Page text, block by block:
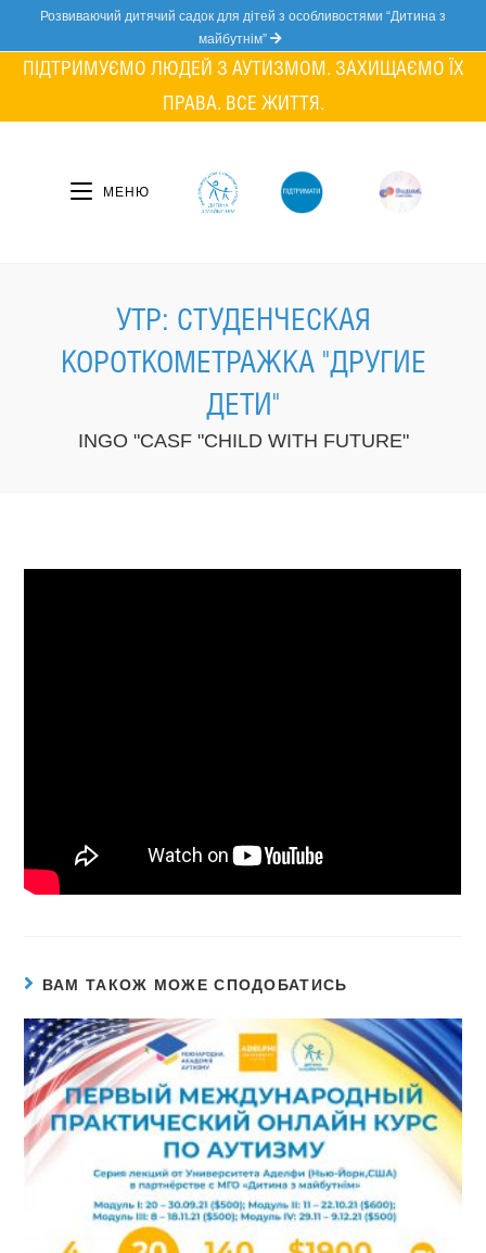
content
Розвиваючий дитячий садок для дітей з особливостями “Дитина з
майбутнім”
ПІДТРИМУЄМО ЛЮДЕЙ З АУТИЗМОМ. ЗАХИЩАЄМО ЇХ
ПРАВА. ВСЕ ЖИТТЯ.
МЕНЮ
УТР: СТУДЕНЧЕСКАЯ
КОРОТКОМЕТРАЖКА "ДРУГИЕ
ДЕТИ"
INGO "CASF "CHILD WITH FUTURE"
ВАМ ТАКОЖ МОЖЕ СПОДОБАТИСЬ